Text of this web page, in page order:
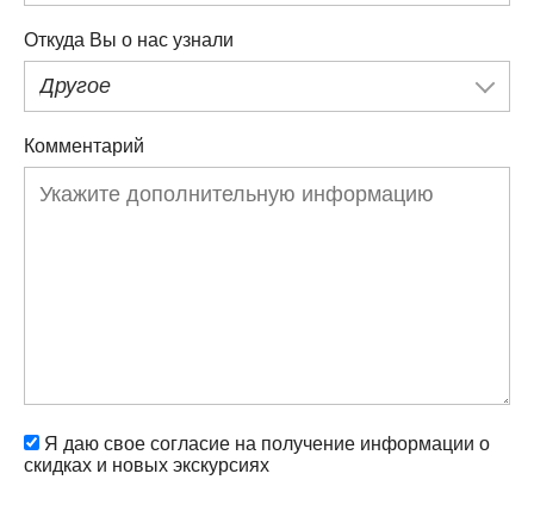
Откуда Вы о нас узнали
Другое
Комментарий
Я даю свое согласие на получение информации о
скидках и новых экскурсиях